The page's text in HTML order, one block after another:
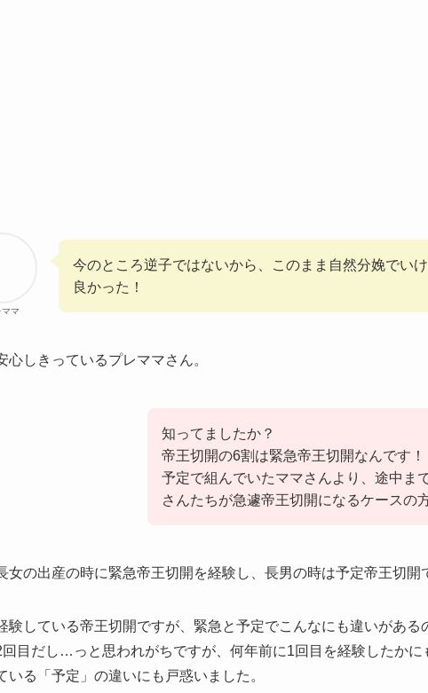
ママ
今のところ逆子ではないから、このまま自然分娩でいけ
良かった！
心しきっているプレママさん。
知ってましたか？
帝王切開の6割は緊急帝王切開なんです！
予定で組んでいたママさんより、途中ま
さんたちが急遽帝王切開になるケースの
女の出産の時に緊急帝王切開を経験し、長男の時は予定帝王切開
験している帝王切開ですが、緊急と予定でこんなにも違いがあ
回目だし…っと思われがちですが、何年前に1回目を経験したか
いる「予定」の違いにも戸惑いました。